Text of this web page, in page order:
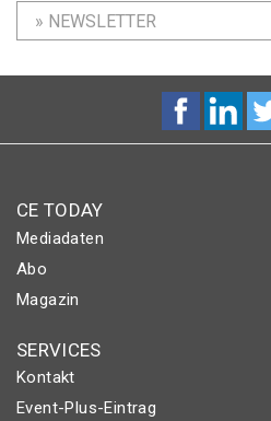
» NEWSLETTER
CE TODAY
Mediadaten
Abo
Magazin
SERVICES
Kontakt
Event-Plus-Eintrag